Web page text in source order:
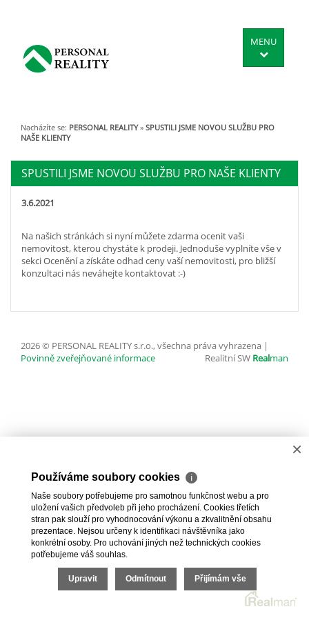
MENU
Nacházíte se: PERSONAL REALITY » SPUSTILI JSME NOVOU SLUŽBU PRO
NAŠE KLIENTY
SPUSTILI JSME NOVOU SLUŽBU PRO NAŠE KLIENTY
3.6.2021
Na našich stránkách si nyní můžete zdarma ocenit vaši
nemovitost, kterou chystáte k prodeji. Jednoduše vyplníte vše v
sekci Ocenění a získáte odhad ceny vaší nemovitosti, pro bližší
konzultaci nás neváhejte kontaktovat :-)
2026 © PERSONAL REALITY s.r.o., všechna práva vyhrazena |
Povinně zveřejňované informace
Realitní SW Realman
×
Používáme soubory cookies ℹ
Naše soubory potřebujeme pro samotnou funkčnost webu a pro
uložení vašich předvoleb při jeho procházení. Cookies třetích
stran pak slouží pro vyhodnocování výkonu a zkvalitnění obsahu
prezentace. Nejsou určeny k identifikaci návštěvníka jako
konkrétní osoby. Pro uchování jiných než technických cookies
potřebujeme váš souhlas.
Upravit Odmítnout Přijímám vše